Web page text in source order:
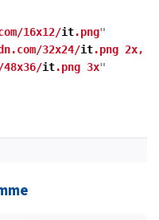
16x12/it.png"
32x24/it.png 2x,
it.png 3x"